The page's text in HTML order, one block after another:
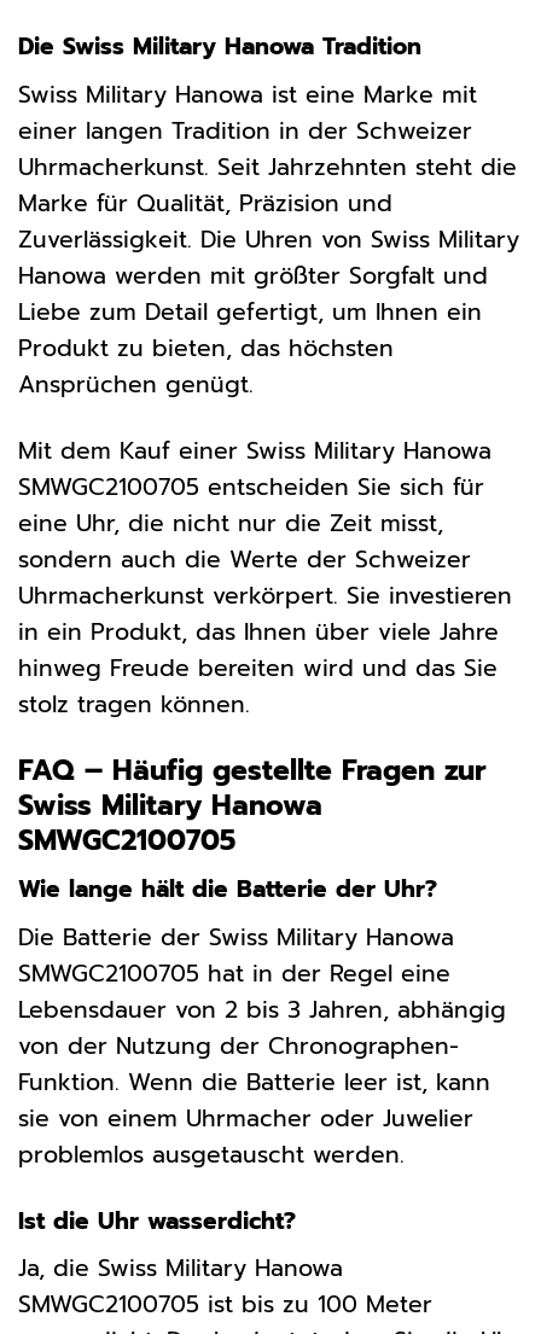
Die Swiss Military Hanowa Tradition
Swiss Military Hanowa ist eine Marke mit
einer langen Tradition in der Schweizer
Uhrmacherkunst. Seit Jahrzehnten steht die
Marke für Qualität, Präzision und
Zuverlässigkeit. Die Uhren von Swiss Military
Hanowa werden mit größter Sorgfalt und
Liebe zum Detail gefertigt, um Ihnen ein
Produkt zu bieten, das höchsten
Ansprüchen genügt.
Mit dem Kauf einer Swiss Military Hanowa
SMWGC2100705 entscheiden Sie sich für
eine Uhr, die nicht nur die Zeit misst,
sondern auch die Werte der Schweizer
Uhrmacherkunst verkörpert. Sie investieren
in ein Produkt, das Ihnen über viele Jahre
hinweg Freude bereiten wird und das Sie
stolz tragen können.
FAQ – Häufig gestellte Fragen zur
Swiss Military Hanowa
SMWGC2100705
Wie lange hält die Batterie der Uhr?
Die Batterie der Swiss Military Hanowa
SMWGC2100705 hat in der Regel eine
Lebensdauer von 2 bis 3 Jahren, abhängig
von der Nutzung der Chronographen-
Funktion. Wenn die Batterie leer ist, kann
sie von einem Uhrmacher oder Juwelier
problemlos ausgetauscht werden.
Ist die Uhr wasserdicht?
Ja, die Swiss Military Hanowa
SMWGC2100705 ist bis zu 100 Meter